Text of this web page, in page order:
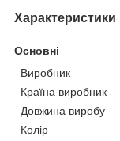
Характеристики
Основні
Виробник
Країна виробник
Довжина виробу
Колір